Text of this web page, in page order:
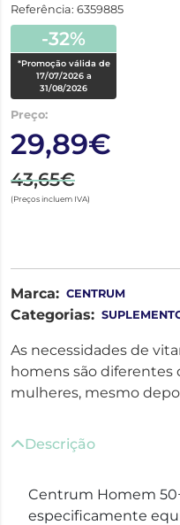
Referência: 6359885
-32%
*Promoção válida de
17/07/2026 a
31/08/2026
Preço:
29,89€
43,65€
(Preços incluem IVA)
Marca: CENTRUM
Categorias:
As necessidades de
homens são diferentes
mulheres, mesmo
Descrição
Centrum Homem
especificamente